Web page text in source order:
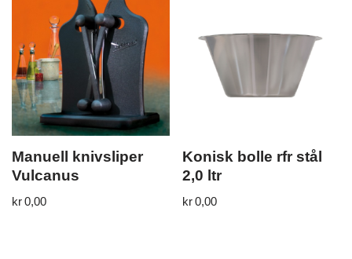
Manuell knivsliper
Vulcanus
kr0,00
Konisk bolle rfr stål
2,0 ltr
kr0,00